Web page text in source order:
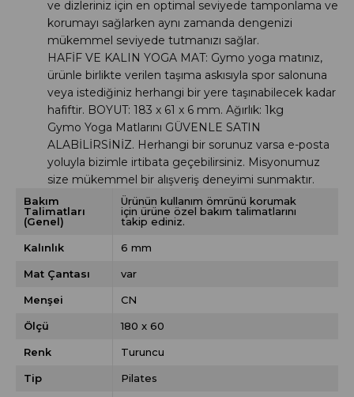
ve dizleriniz için en optimal seviyede tamponlama ve
korumayı sağlarken aynı zamanda dengenizi
mükemmel seviyede tutmanızı sağlar.
HAFİF VE KALIN YOGA MAT: Gymo yoga matınız,
ürünle birlikte verilen taşıma askısıyla spor salonuna
veya istediğiniz herhangi bir yere taşınabilecek kadar
hafiftir. BOYUT: 183 x 61 x 6 mm. Ağırlık: 1kg
Gymo Yoga Matlarını GÜVENLE SATIN
ALABİLİRSİNİZ. Herhangi bir sorunuz varsa e-posta
yoluyla bizimle irtibata geçebilirsiniz. Misyonumuz
size mükemmel bir alışveriş deneyimi sunmaktır.
Bakım
Talimatları
(Genel)
Ürünün kullanım ömrünü korumak
için ürüne özel bakım talimatlarını
takip ediniz.
Kalınlık 6 mm
Mat Çantası var
Menşei CN
Ölçü 180 x 60
Renk Turuncu
Tip Pilates